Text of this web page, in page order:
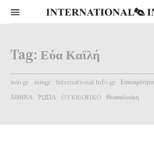
Tag: Εύα Καϊλή
inin.gr iningr International Info.gr Επικαιρότητα
ΑΘΗΝΑ
ΡΩΣΙΑ OYKRANIKO Θεσσαλονίκη